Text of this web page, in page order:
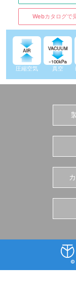
Webカタログで
圧縮空気 真空
©